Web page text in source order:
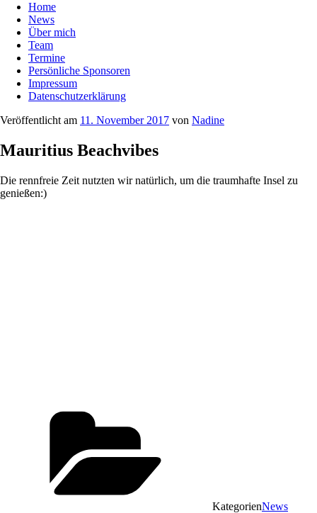
Home
News
Über mich
Team
Termine
Persönliche Sponsoren
Impressum
Datenschutzerklärung
Veröffentlicht am 11. November 2017 von Nadine
Mauritius Beachvibes
Die rennfreie Zeit nutzten wir natürlich, um die traumhafte Insel zu
genießen:)
KategorienNews